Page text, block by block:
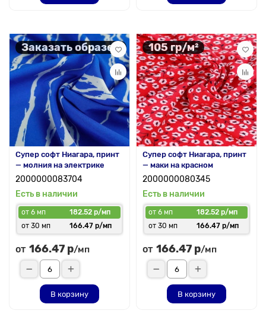
Заказать образец
Супер софт Ниагара, принт
— молния на электрике
2000000083704
Есть в наличии
от 6 мп
182.52 р/мп
от 30 мп
166.47 р/мп
от 166.47 р/мп
В корзину
105 гр/м²
Супер софт Ниагара, принт
— маки на красном
2000000080345
Есть в наличии
от 6 мп
182.52 р/мп
от 30 мп
166.47 р/мп
от 166.47 р/мп
В корзину